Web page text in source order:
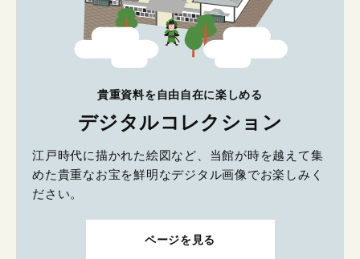
貴重資料を自由自在に楽しめる
デジタルコレクション
江戸時代に描かれた絵図など、当館が時を越えて集
めた貴重なお宝を鮮明なデジタル画像でお楽しみく
ださい。
ページを見る